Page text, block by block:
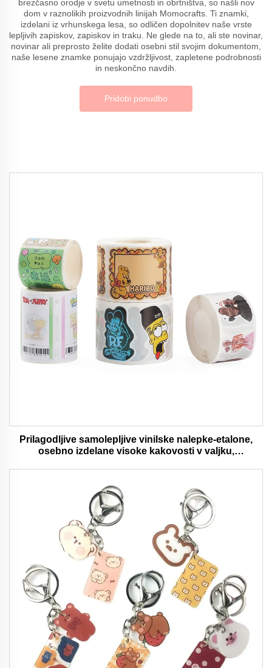
brezčasno orodje v svetu umetnosti in obrtništva, so našli nov
dom v raznolikih proizvodnih linijah Momocrafts. Ti znamki,
izdelani iz vrhunskega lesa, so odličen dopolnitev naše vrste
lepljivih zapiskov, zapiskov in traku. Ne glede na to, ali ste novinar,
novinar ali preprosto želite dodati osebni stil svojim dokumentom,
naše lesene znamke ponujajo vzdržljivost, zapletene podrobnosti
in neskončno navdih.
Pridobi ponudbo
Prilagodljive samolepljive vinilske nalepke-etalone,
osebno izdelane visoke kakovosti v valjku,